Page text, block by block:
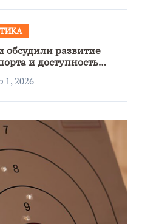
обсудили развитие
и доступность
1, 2026